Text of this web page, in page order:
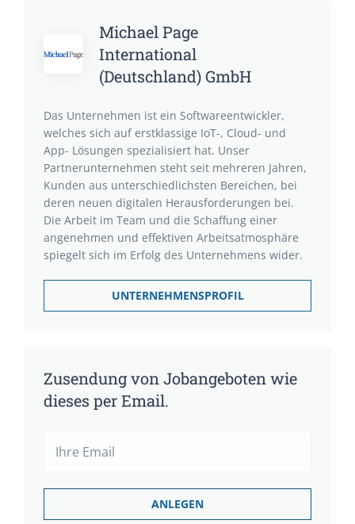
Michael Page
International
(Deutschland) GmbH
Das Unternehmen ist ein Softwareentwickler,
welches sich auf erstklassige IoT-, Cloud- und
App- Lösungen spezialisiert hat. Unser
Partnerunternehmen steht seit mehreren Jahren,
Kunden aus unterschiedlichsten Bereichen, bei
deren neuen digitalen Herausforderungen bei.
Die Arbeit im Team und die Schaffung einer
angenehmen und effektiven Arbeitsatmosphäre
spiegelt sich im Erfolg des Unternehmens wider.
UNTERNEHMENSPROFIL
Zusendung von Jobangeboten wie
dieses per Email.